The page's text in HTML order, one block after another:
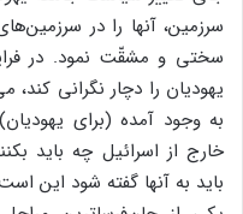
سرزمین، آنها را در
سختی و مشقّت نمود. در
یهودیان را دچار نگرانی کند،
به وجود آمده (برای
خارج از اسرائیل چه باید
باید به آنها گفته شود این